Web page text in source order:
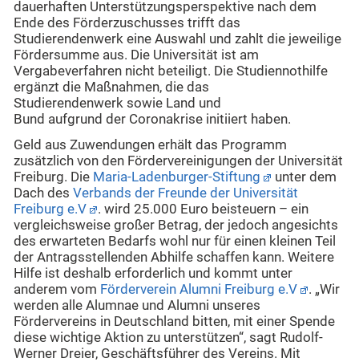
dauerhaften Unterstützungsperspektive nach dem
Ende des Förderzuschusses trifft das
Studierendenwerk eine Auswahl und zahlt die jeweilige
Fördersumme aus. Die Universität ist am
Vergabeverfahren nicht beteiligt. Die Studiennothilfe
ergänzt die Maßnahmen, die das
Studierendenwerk sowie Land und
Bund aufgrund der Coronakrise initiiert haben.
Geld aus Zuwendungen erhält das Programm
zusätzlich von den Fördervereinigungen der Universität
Freiburg. Die Maria-Ladenburger-Stiftung
unter dem
Dach des Verbands der Freunde der Universität
Freiburg e.V
. wird 25.000 Euro beisteuern – ein
vergleichsweise großer Betrag, der jedoch angesichts
des erwarteten Bedarfs wohl nur für einen kleinen Teil
der Antragsstellenden Abhilfe schaffen kann. Weitere
Hilfe ist deshalb erforderlich und kommt unter
anderem vom Förderverein Alumni Freiburg e.V
. „Wir
werden alle Alumnae und Alumni unseres
Fördervereins in Deutschland bitten, mit einer Spende
diese wichtige Aktion zu unterstützen“, sagt Rudolf-
Werner Dreier, Geschäftsführer des Vereins. Mit